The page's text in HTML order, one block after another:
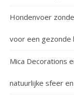
Hondenvoer
voor een gezonde
Mica Decorations
natuurlijke sfeer